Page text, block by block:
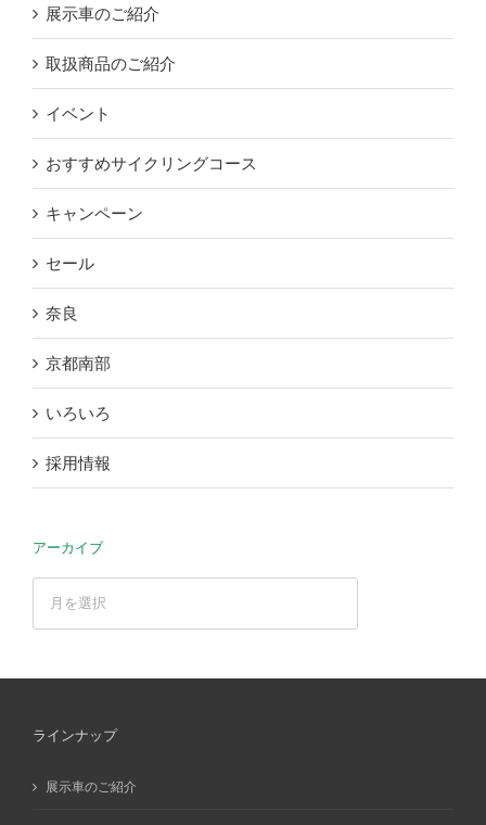
展示車のご紹介
取扱商品のご紹介
イベント
おすすめサイクリングコース
キャンペーン
セール
奈良
京都南部
いろいろ
採用情報
アーカイブ
ラインナップ
展示車のご紹介